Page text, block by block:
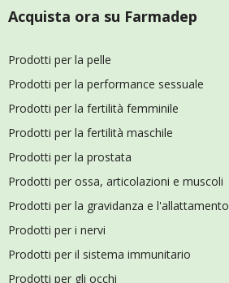
Acquista ora su Farmadep
Prodotti per la pelle
Prodotti per la performance sessuale
Prodotti per la fertilità femminile
Prodotti per la fertilità maschile
Prodotti per la prostata
Prodotti per ossa, articolazioni e muscoli
Prodotti per la gravidanza e l'allattamento
Prodotti per i nervi
Prodotti per il sistema immunitario
Prodotti per gli occhi